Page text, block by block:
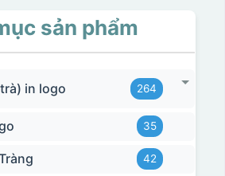
sản phẩm
in logo 264
35
42